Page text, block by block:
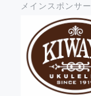
メインスポンサー